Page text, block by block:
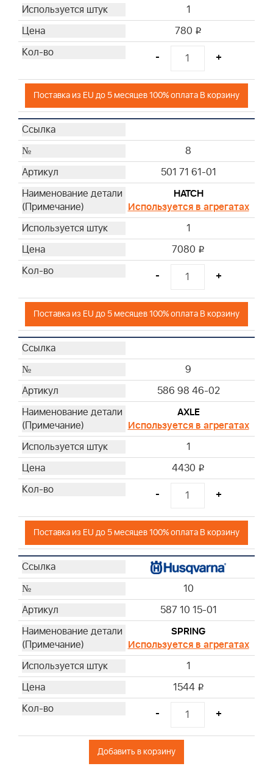
1
780 i
- +
Поставка из EU до 5 месяцев 100% оплата В корзину
8
501 71 61-01
HATCH
Используется в агрегатах
1
7080 i
- +
Поставка из EU до 5 месяцев 100% оплата В корзину
9
586 98 46-02
AXLE
Используется в агрегатах
1
4430 i
- +
Поставка из EU до 5 месяцев 100% оплата В корзину
10
587 10 15-01
SPRING
Используется в агрегатах
1
1544 i
- +
Добавить в корзину